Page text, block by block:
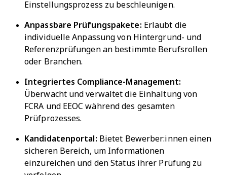
Einstellungsprozess zu beschleunigen.
Anpassbare Prüfungspakete: Erlaubt die
individuelle Anpassung von Hintergrund- und
Referenzprüfungen an bestimmte Berufsrollen
oder Branchen.
Integriertes Compliance-Management:
Überwacht und verwaltet die Einhaltung von
FCRA und EEOC während des gesamten
Prüfprozesses.
Kandidatenportal: Bietet Bewerber:innen einen
sicheren Bereich, um Informationen
einzureichen und den Status ihrer Prüfung zu